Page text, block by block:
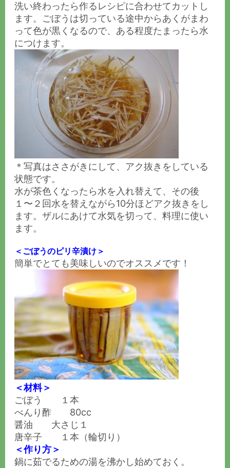
洗い終わったら作るレシピに合わせてカットし
ます。ごぼうは切っている途中からあくがまわ
って色が黒くなるので、ある程度たまったら水
につけます。
＊写真はささがきにして、アク抜きをしている
状態です。
水が茶色くなったら水を入れ替えて、その後
１〜２回水を替えながら10分ほどアク抜きをし
ます。ザルにあけて水気を切って、料理に使い
ます。
＜ごぼうのピリ辛漬け＞
簡単でとても美味しいのでオススメです！
＜材料＞
ごぼう １本
べんり酢 80cc
醤油 大さじ１
唐辛子 １本（輪切り）
＜作り方＞
鍋に茹でるための湯を沸かし始めておく。